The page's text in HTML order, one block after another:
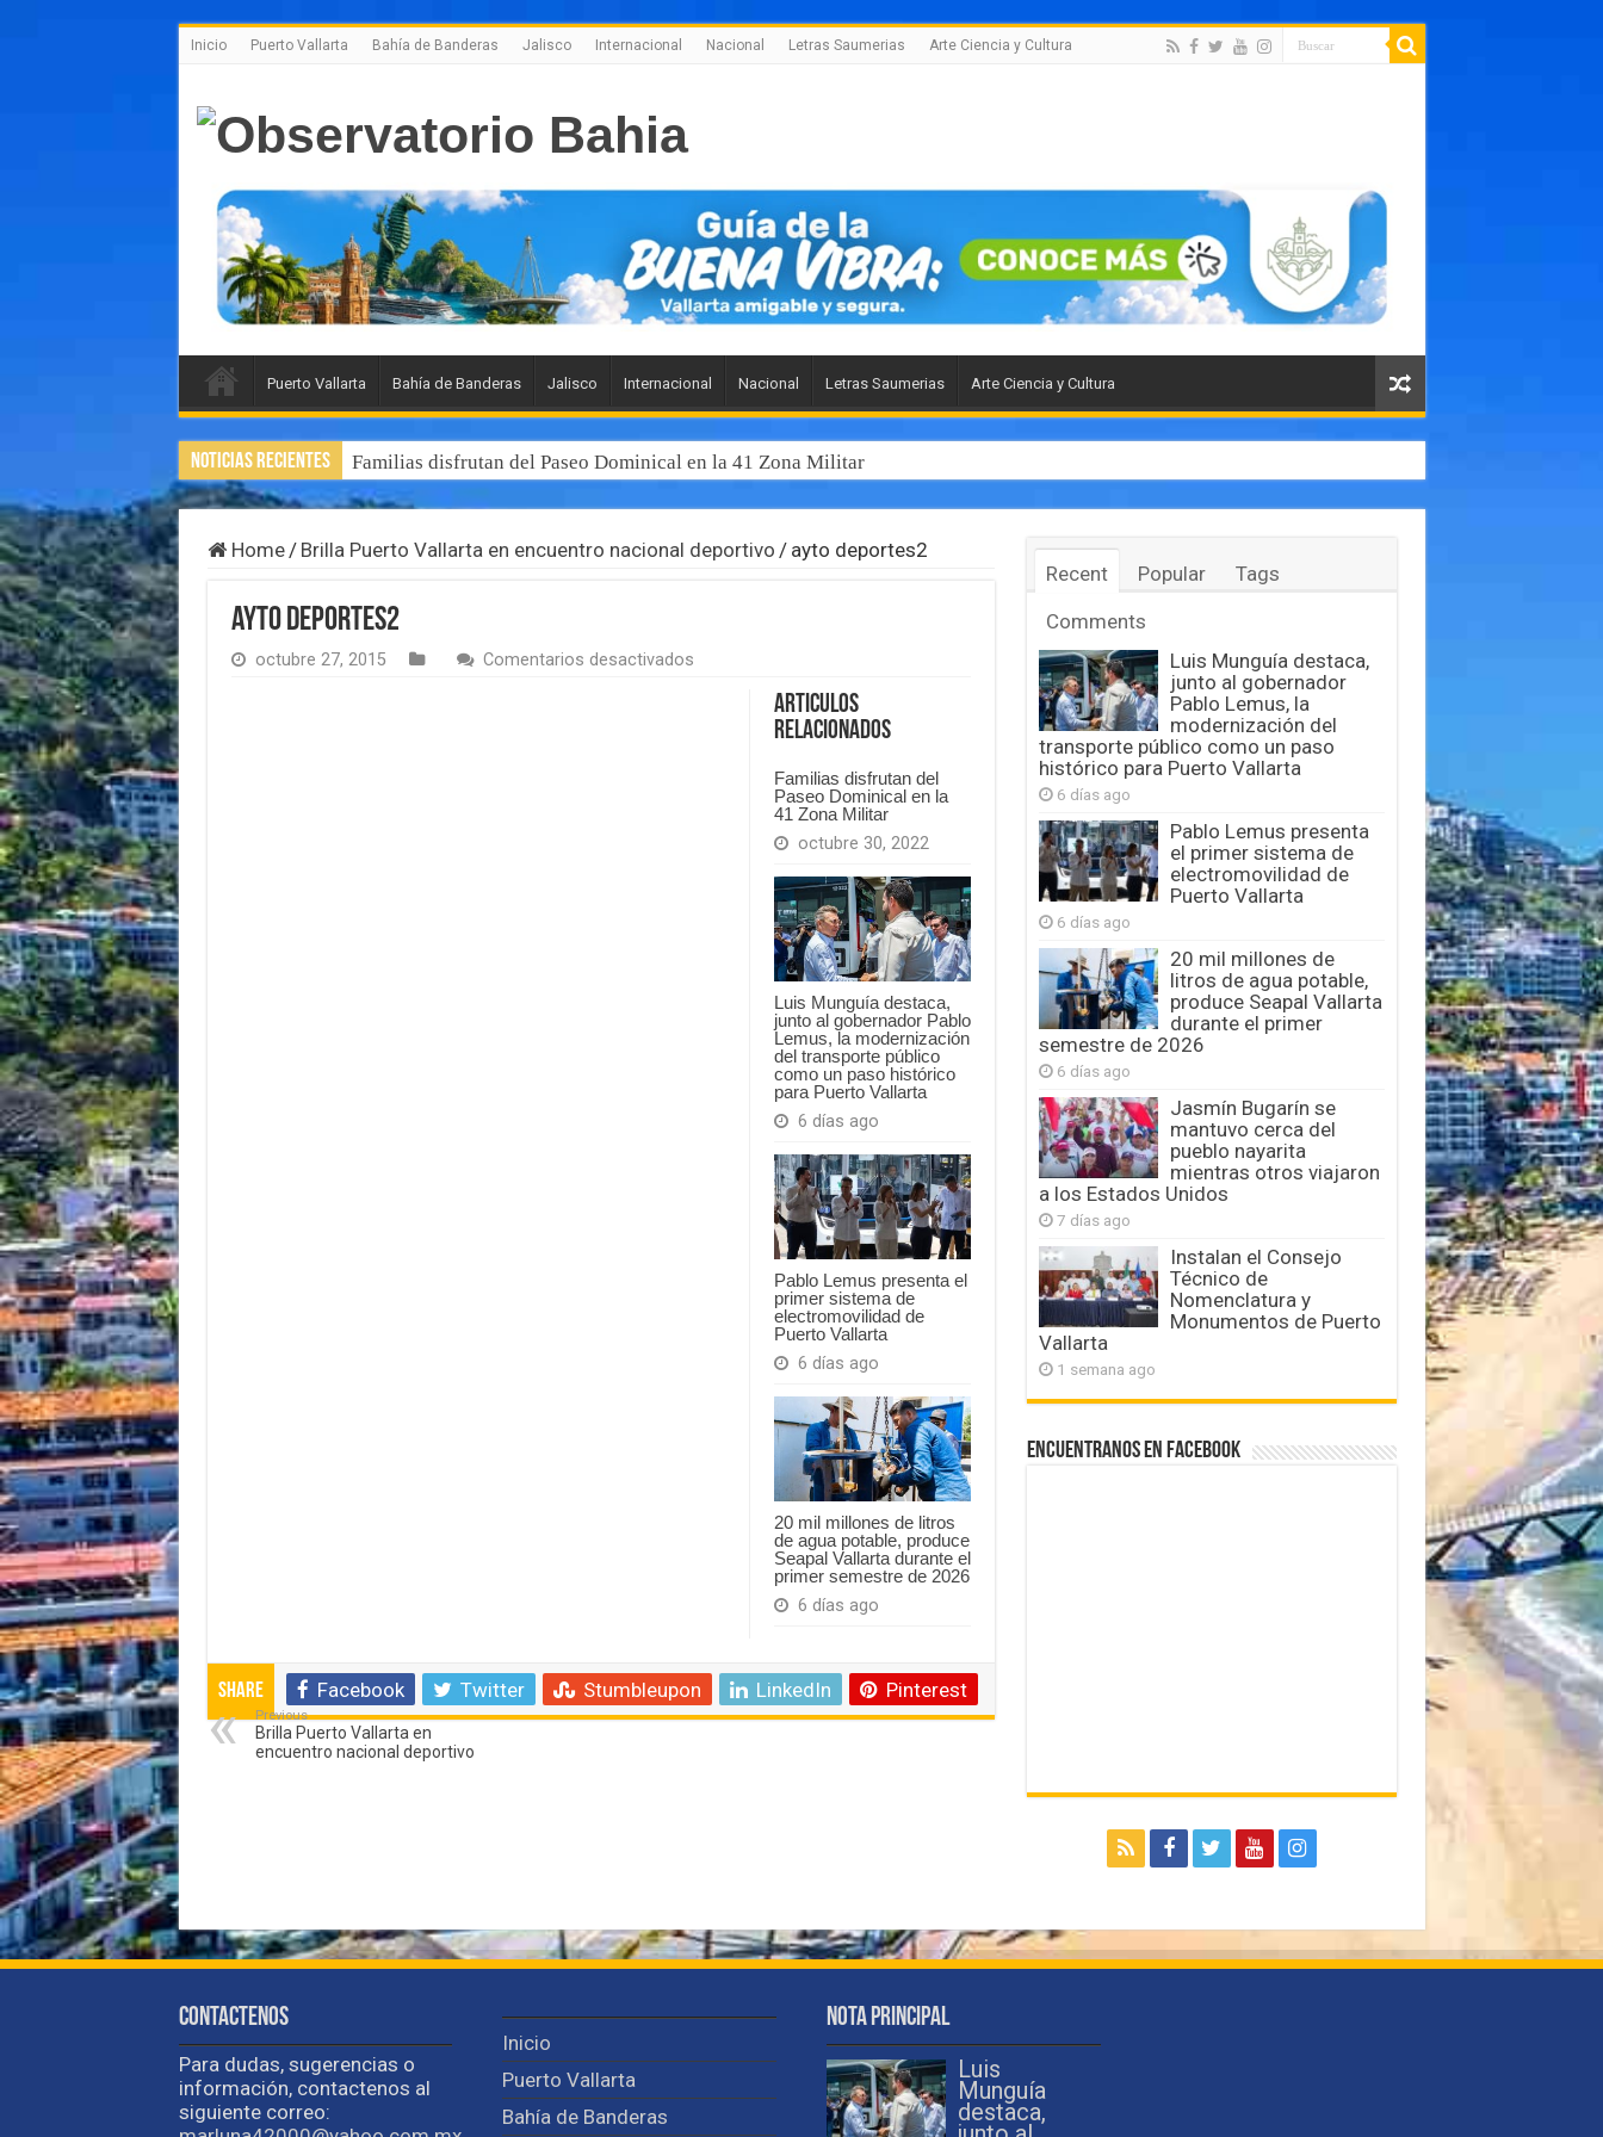
Inicio Puerto Vallarta Bahía de Banderas Jalisco Internacional Nacional Letras Saumerias Arte Ciencia y Cultura
Puerto Vallarta Bahía de Banderas Jalisco Internacional Nacional Letras Saumerias Arte Ciencia y Cultura
Noticias Recientes Familias disfrutan del Paseo Dominical en la 41 Zona Militar
Home/ Brilla Puerto Vallarta en encuentro nacional deportivo / ayto deportes2
ayto deportes2
octubre 27, 2015 Comentarios desactivadosen
Articulos
Relacionados
Familias disfrutan del
Paseo Dominical en la
41 Zona Militar
octubre 30, 2022
Luis Munguía destaca,
junto al gobernador Pablo
Lemus, la modernización
del transporte público
como un paso histórico
para Puerto Vallarta
6 días ago
Pablo Lemus presenta el
primer sistema de
electromovilidad de
Puerto Vallarta
6 días ago
20 mil millones de litros
de agua potable, produce
Seapal Vallarta durante el
primer semestre de 2026
6 días ago
Share Facebook Twitter Stumbleupon LinkedIn Pinterest
Previous
Brilla Puerto Vallarta en
encuentro nacional deportivo
Recent Popular
Tags
Comments
Luis Munguía destaca,
junto al gobernador
Pablo Lemus, la
modernización del
transporte público como un paso
histórico para Puerto Vallarta
6 días ago
Pablo Lemus presenta
el primer sistema de
electromovilidad de
Puerto Vallarta
6 días ago
20 mil millones de
litros de agua potable,
produce Seapal Vallarta
durante el primer
semestre de 2026
6 días ago
Jasmín Bugarín se
mantuvo cerca del
pueblo nayarita
mientras otros viajaron
a los Estados Unidos
7 días ago
Instalan el Consejo
Técnico de
Nomenclatura y
Monumentos de Puerto
Vallarta
1 semana ago
Encuentranos en Facebook
Contactenos
Para dudas, sugerencias o
información, contactenos al
siguiente correo:
Inicio
Puerto Vallarta
Bahía de Banderas
Nota Principal
Luis
Munguía
destaca,